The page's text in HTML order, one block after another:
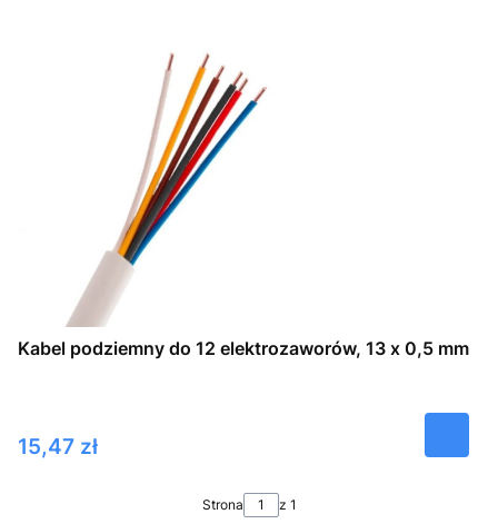
Kabel podziemny do 12 elektrozaworów, 13 x 0,5 mm
Cena
15,47 zł
Strona z 1